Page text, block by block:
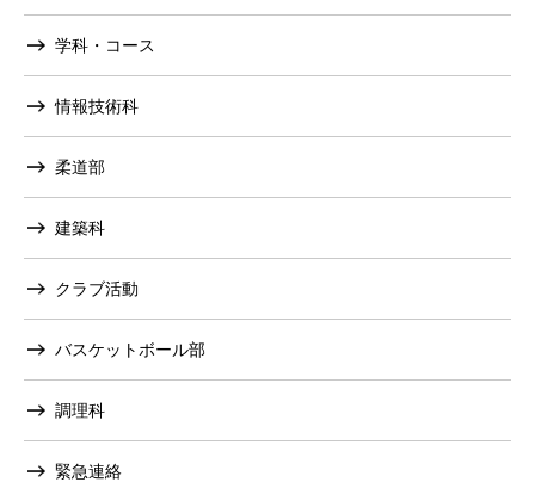
学科・コース
情報技術科
柔道部
建築科
クラブ活動
バスケットボール部
調理科
緊急連絡